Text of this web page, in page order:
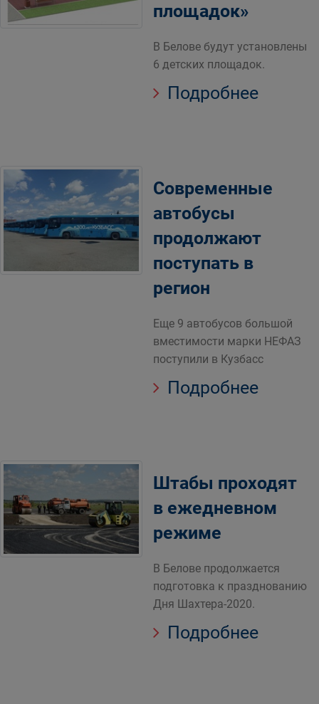
площадок»
В Белове будут установлены
6 детских площадок.
Подробнее
Современные
автобусы
продолжают
поступать в
регион
Еще 9 автобусов большой
вместимости марки НЕФАЗ
поступили в Кузбасс
Подробнее
Штабы проходят
в ежедневном
режиме
В Белове продолжается
подготовка к празднованию
Дня Шахтера-2020.
Подробнее